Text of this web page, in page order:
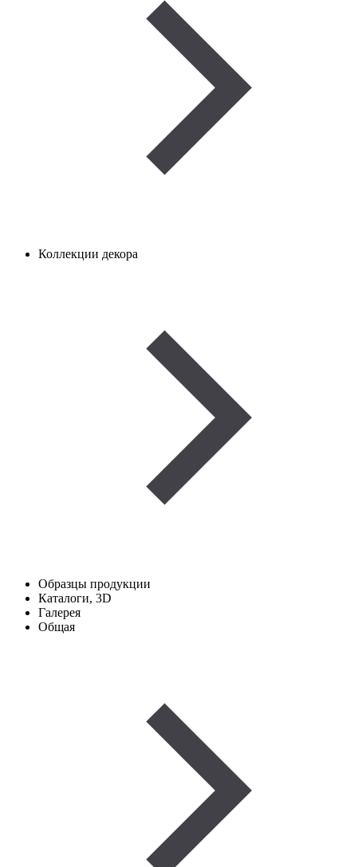
Коллекции декора
Образцы продукции
Каталоги, 3D
Галерея
Общая